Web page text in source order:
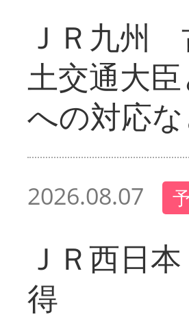
ＪＲ九州
土交通大
への対応
2026.08.07
ＪＲ西日
得